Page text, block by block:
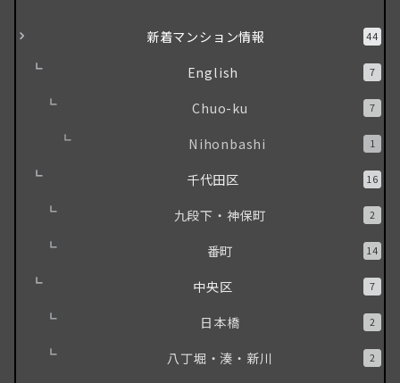
新着マンション情報 44
English 7
Chuo-ku 7
Nihonbashi 1
千代田区 16
九段下・神保町 2
番町 14
中央区 7
日本橋 2
八丁堀・湊・新川 2